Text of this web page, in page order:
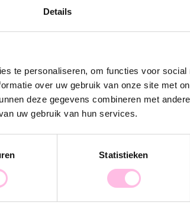
Details
te personaliseren, om functies voor social
over uw gebruik van onze site met
deze gegevens combineren met
uw gebruik van hun services.
Statistieken
Wil je graag
extra
oorringen erg
gelaagde
aan je